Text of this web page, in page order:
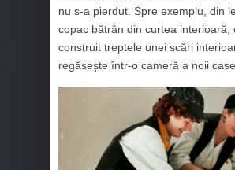
nu s-a pierdut. Spre exemplu, din
copac bătrân din curtea interioară,
construit treptele unei scări
regăsește într-o cameră a noii